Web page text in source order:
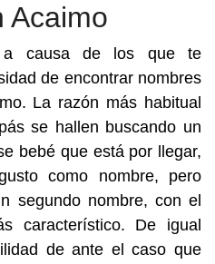
Acaimo
a causa de los que te
de encontrar nombres
La razón más habitual
se hallen buscando un
bebé que está por llegar,
como nombre, pero
segundo nombre, con el
característico. De igual
de ante el caso que